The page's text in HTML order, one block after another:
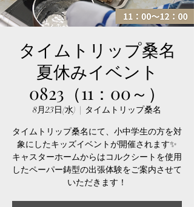
タイムトリップ桑名
夏休みイベント
0823（11：00～）
8月23日(水)
  |
タイムトリップ桑名
タイムトリップ桑名にて、小中学生の方を対
象にしたキッズイベントが開催されます✨
キャスターホームからはコルクシートを使用
したペーパー鋳型の出張体験をご案内させて
いただきます！